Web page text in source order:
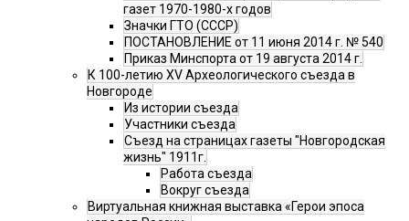
газет 1970-1980-х годов
Значки ГТО (СССР)
ПОСТАНОВЛЕНИЕ от 11 июня 2014 г. № 540
Приказ Минспорта от 19 августа 2014 г.
К 100-летию XV Археологического съезда в
Новгороде
Из истории съезда
Участники съезда
Cъезд на страницах газеты "Новгородская
жизнь" 1911г.
Работа съезда
Вокруг съезда
Виртуальная книжная выставка «Герои эпоса